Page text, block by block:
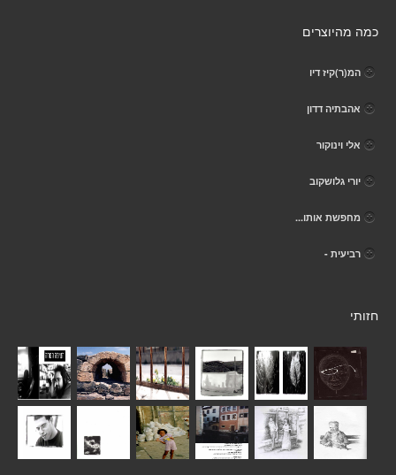
כמה מהיוצרים
המ(ר)קיז דיו
אהבתיה דדון
אלי וינוקור
יורי גלושקוב
מחפשת אותו...
רביעית -
חזותי